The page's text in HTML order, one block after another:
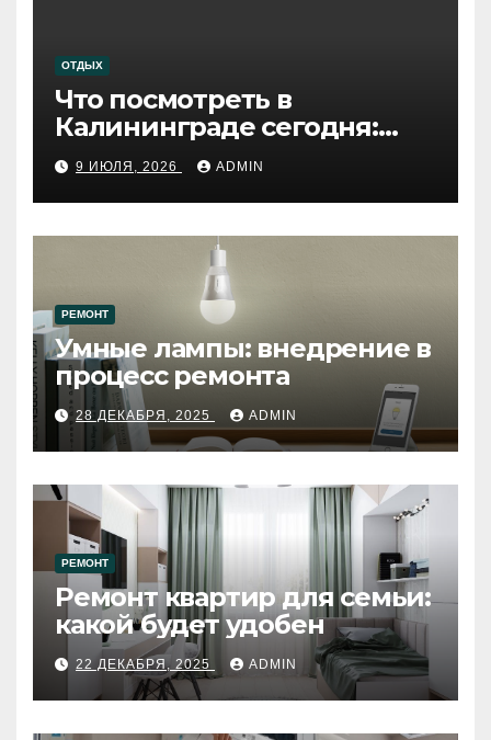
ОТДЫХ
Что посмотреть в
Калининграде сегодня:
путеводитель по самому
западному городу России
9 ИЮЛЯ, 2026 ADMIN
РЕМОНТ
Умные лампы: внедрение в
процесс ремонта
28 ДЕКАБРЯ, 2025 ADMIN
РЕМОНТ
Ремонт квартир для семьи:
какой будет удобен
22 ДЕКАБРЯ, 2025 ADMIN